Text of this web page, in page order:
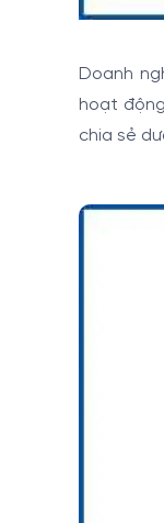
Doanh
hoạt
chia sẻ